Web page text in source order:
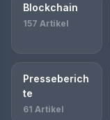
Blockchain
157 Artikel
Presseberich
te
61 Artikel